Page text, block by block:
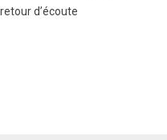
d’écoute